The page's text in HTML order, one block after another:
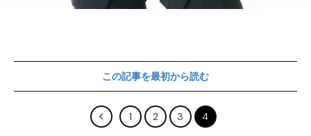
この記事を最初から読む
1 2 3 4